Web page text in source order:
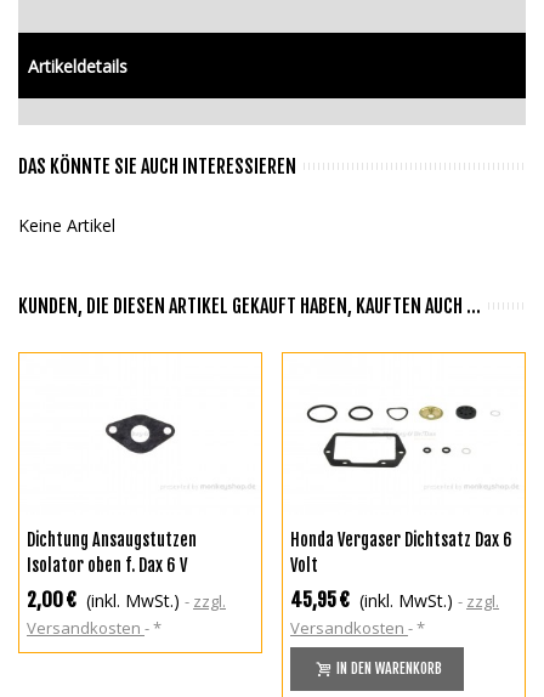
Artikeldetails
DAS KÖNNTE SIE AUCH INTERESSIEREN
Keine Artikel
KUNDEN, DIE DIESEN ARTIKEL GEKAUFT HABEN, KAUFTEN AUCH ...
Dichtung Ansaugstutzen
Isolator oben f. Dax 6 V
2,00 € (inkl. MwSt.)
zzgl.
Versandkosten
*
Honda Vergaser Dichtsatz Dax 6
Volt
45,95 € (inkl. MwSt.)
zzgl.
Versandkosten
*
IN DEN WARENKORB